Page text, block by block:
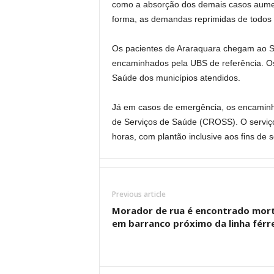
como a absorção dos demais casos
forma, as demandas reprimidas de
Os pacientes de Araraquara chegam ao
encaminhados pela UBS de referência.
Saúde dos municípios atendidos.
Já em casos de emergência, os
de Serviços de Saúde (CROSS). O
horas, com plantão inclusive aos fins de
Previous article
Morador de rua é encontrado
em barranco próximo da linha